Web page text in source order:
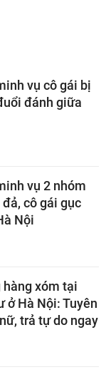
vụ cô gái bị
đánh giữa
vụ 2 nhóm
cô gái gục
Nội
hàng xóm tại
ở Hà Nội: Tuyên
trả tự do ngay